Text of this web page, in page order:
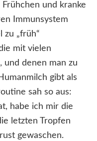
und kranke
Immunsystem
zu „früh“
mit vielen
und denen man zu
gibt als
sah so aus:
habe ich mir die
letzten Tropfen
gewaschen.